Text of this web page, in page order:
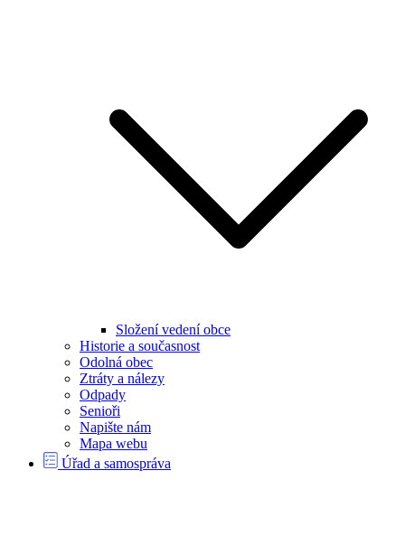
Složení vedení obce
Historie a současnost
Odolná obec
Ztráty a nálezy
Odpady
Senioři
Napište nám
Mapa webu
Úřad a samospráva